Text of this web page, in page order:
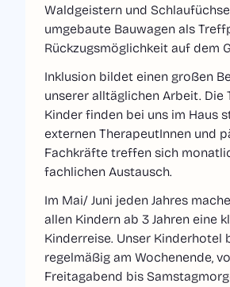
Waldgeistern und
umgebaute Bauwagen als
Rückzugsmöglichkeit auf dem
Inklusion bildet einen großen
unserer alltäglichen Arbeit. Die
Kinder finden bei uns im Haus
externen TherapeutInnen und
Fachkräfte treffen sich
fachlichen Austausch.
Im Mai/ Juni jeden Jahres
allen Kindern ab 3 Jahren eine
Kinderreise. Unser Kinderhotel
regelmäßig am Wochenende,
Freitagabend bis